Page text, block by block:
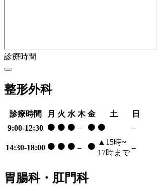
診療時間
整形外科
診療時間 月 火 水 木 金 土
日
9:00-12:30 ⚫ ⚫ ⚫ – ⚫ ⚫ –
14:30-18:00 ⚫ ⚫ ⚫ – ⚫
▲ 15時~
17時まで
–
胃腸科・肛門科